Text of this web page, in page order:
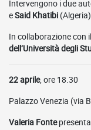
Intervengono i due
eSaid Khatibi (Algeria)
In collaborazione con il
dell’Università degli
22 aprile, ore 18.30
Palazzo Venezia (via
Valeria Fontepresenta